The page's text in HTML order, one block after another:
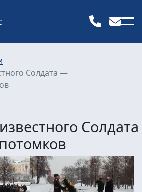
Солдата —